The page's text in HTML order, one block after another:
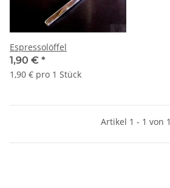
Espressolöffel
1,90 € *
1,90 € pro 1 Stück
Artikel 1 - 1 von 1